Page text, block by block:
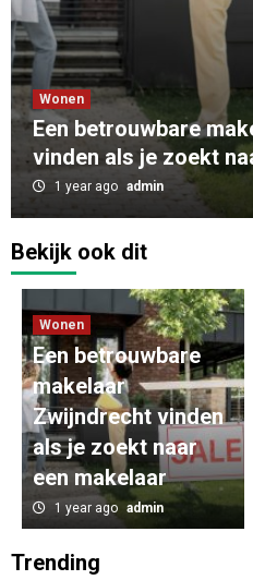
Wonen
Een betrouwbare
vinden als je zoekt
1 year ago admin
Bekijk ook dit
Wonen
Een betrouwbare
makelaar
Zwijndrecht vinden
als je zoekt naar
een makelaar
1 year ago admin
Trending
3
Catering
oplossingen voor
4
Zakelijk
App ontwikkelen
voor een app
5
Zakelijk
Innovatieve